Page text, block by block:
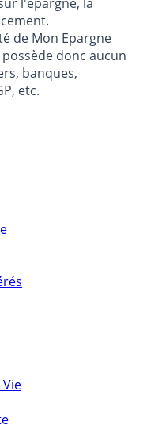
ligne depuis 2001.
l'épargne, la
de Mon Epargne
donc aucun
banques,